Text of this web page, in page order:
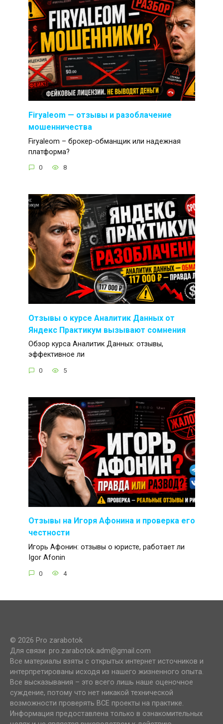
Firyaleom — отзывы и разоблачение
мошенничества
Firyaleom – брокер-обманщик или надежная
платформа?
0 8
Отзывы о курсе Аналитик Данных от
Яндекс Практикум вызывают сомнения
Обзор курса Аналитик Данных: отзывы,
эффективное ли
0 5
Отзывы на Игоря Афонина и проверка его
честности
Игорь Афонин: отзывы о юристе, работает ли
Igor Afonin
0 4
© 2026 Pro zarabotok
Для связи: pro.zarabotok.adm@gmail.com
Все материалы взяты с открытых интернет источников и
интерпретированы исходя из нашего жизненного опыта.
Все высказывания – это всего лишь наше оценочное
суждение, потому что нет никакой технической
возможности проверять ВСЕ проекты на практике.
Информация предоставлена только в ознакомительных